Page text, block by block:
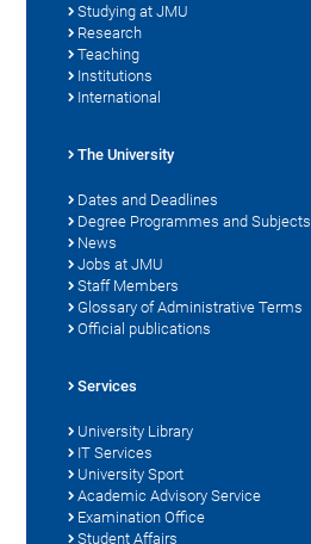
Studying at JMU
Research
Teaching
Institutions
International
The University
Dates and Deadlines
Degree Programmes and Subjects
News
Jobs at JMU
Staff Members
Glossary of Administrative Terms
Official publications
Services
University Library
IT Services
University Sport
Academic Advisory Service
Examination Office
Student Affairs